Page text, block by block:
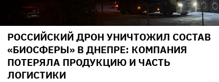
РОССИЙСКИЙ ДРОН УНИЧТОЖИЛ СОСТАВ
«БИОСФЕРЫ» В ДНЕПРЕ: КОМПАНИЯ
ПОТЕРЯЛА ПРОДУКЦИЮ И ЧАСТЬ
ЛОГИСТИКИ